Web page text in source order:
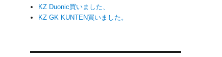
KZ Duonic買いました、
KZ GK KUNTEN買いました。